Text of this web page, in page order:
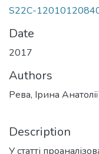
S22C-
Date
2017
Authors
Рева, Ірина
Description
У статті